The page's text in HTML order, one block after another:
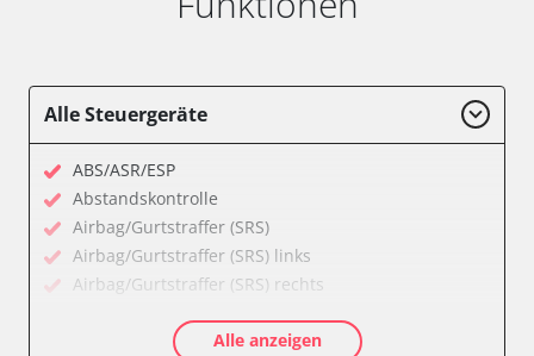
Alle Steuergeräte
ABS/ASR/ESP
Abstandskontrolle
Airbag/Gurtstraffer (SRS)
Airbag/Gurtstraffer (SRS) links
Airbag/Gurtstraffer (SRS) rechts
Allradelektronik
Alle anzeigen